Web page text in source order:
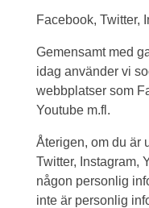
Facebook, Twitter,
Gemensamt med
idag använder vi
webbplatser som
Youtube m.fl.
Återigen, om du är
Twitter, Instagram,
någon personlig
inte är personlig